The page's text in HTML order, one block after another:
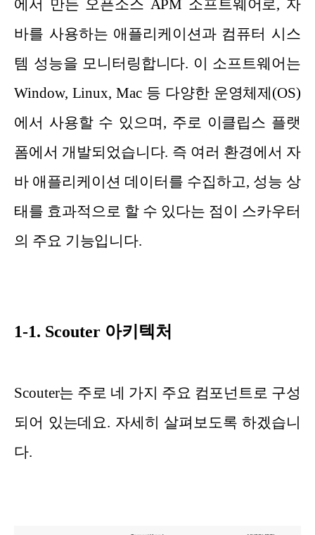
에서 만든 오픈소스 APM 소프트웨어로, 자
바를 사용하는 애플리케이션과 컴퓨터 시스
템 성능을 모니터링합니다. 이 소프트웨어는
Window, Linux, Mac 등 다양한 운영체제(OS)
에서 사용할 수 있으며, 주로 이클립스 플랫
폼에서 개발되었습니다. 즉 여러 환경에서 자
바 애플리케이션 데이터를 수집하고, 성능 상
태를 효과적으로 할 수 있다는 점이 스카우터
의 주요 기능입니다.
1-1. Scouter 아키텍처
Scouter는 주로 네 가지 주요 컴포넌트로 구성
되어 있는데요. 자세히 살펴보도록 하겠습니
다.